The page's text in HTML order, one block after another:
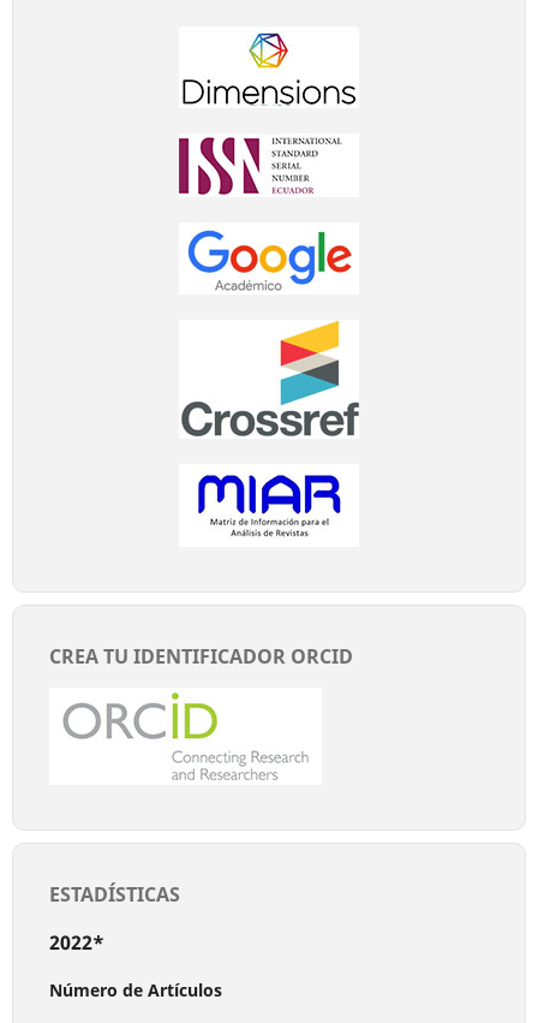
CREA TU IDENTIFICADOR ORCID
ESTADÍSTICAS
2022*
Número de Artículos